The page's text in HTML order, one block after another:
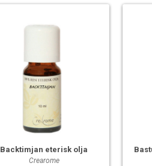
Backtimjan eterisk olja
Crearome